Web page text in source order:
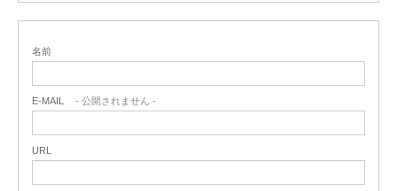
名前
E-MAIL - 公開されません -
URL